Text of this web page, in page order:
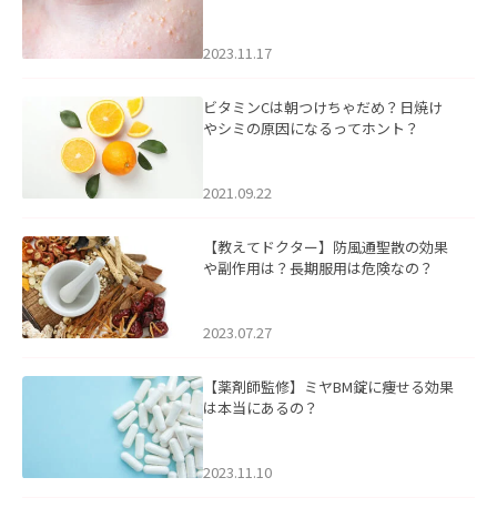
2023.11.17
ビタミンCは朝つけちゃだめ？日焼け
やシミの原因になるってホント？
2021.09.22
【教えてドクター】防風通聖散の効果
や副作用は？長期服用は危険なの？
2023.07.27
【薬剤師監修】ミヤBM錠に痩せる効果
は本当にあるの？
2023.11.10